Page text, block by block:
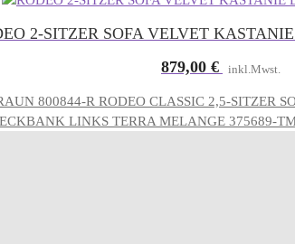
2-SITZER SOFA VELVET
879,00 € inkl.Mwst.
RODEO CLASSIC 2,5-SITZER
LINKS TERRA MELANGE 375689-